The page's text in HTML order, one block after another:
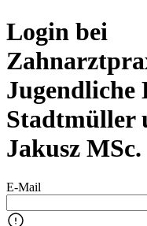
Login bei
Jugendliche
Stadtmüller
Jakusz MSc.
E-Mail